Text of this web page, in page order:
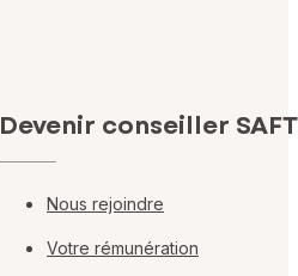
Devenir conseiller
Nous rejoindre
Votre rémunération